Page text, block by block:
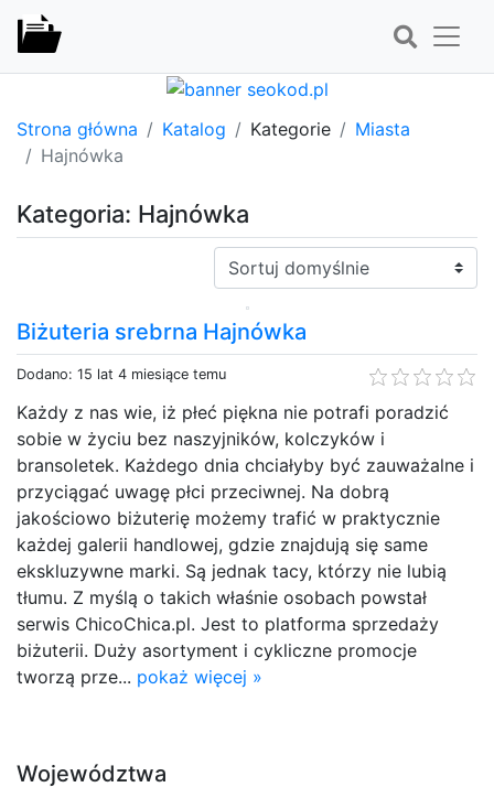
Strona główna Katalog Kategorie
Miasta
Hajnówka
Kategoria: Hajnówka
Sortuj:
Biżuteria srebrna Hajnówka
Dodano: 15 lat 4 miesiące temu
Każdy z nas wie, iż płeć piękna nie potrafi poradzić
sobie w życiu bez naszyjników, kolczyków i
bransoletek. Każdego dnia chciałyby być zauważalne i
przyciągać uwagę płci przeciwnej. Na dobrą
jakościowo biżuterię możemy trafić w praktycznie
każdej galerii handlowej, gdzie znajdują się same
ekskluzywne marki. Są jednak tacy, którzy nie lubią
tłumu. Z myślą o takich właśnie osobach powstał
serwis ChicoChica.pl. Jest to platforma sprzedaży
biżuterii. Duży asortyment i cykliczne promocje
tworzą prze... pokaż więcej »
Województwa